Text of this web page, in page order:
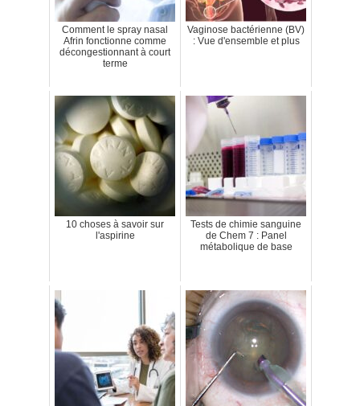
Comment le spray nasal
Afrin fonctionne comme
décongestionnant à court
terme
Vaginose bactérienne (BV)
: Vue d'ensemble et plus
10 choses à savoir sur
l'aspirine
Tests de chimie sanguine
de Chem 7 : Panel
métabolique de base